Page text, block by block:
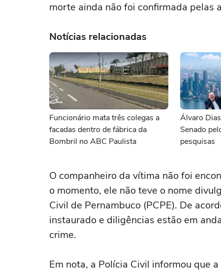
morte ainda não foi confirmada pelas
Notícias relacionadas
Funcionário mata três colegas a
facadas dentro de fábrica da
Bombril no ABC Paulista
Álvaro
Senado
pesquisas
O companheiro da vítima não foi
o momento, ele não teve o nome
Civil de Pernambuco (PCPE). De
instaurado e diligências estão em
crime.
Em nota, a Polícia Civil informou que